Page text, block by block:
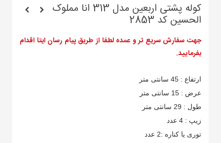
کوله پشتی اربعین مدل 313 انا مملوک
الحسین کد 2853
جهت سفارش سریع تر و عمده لطفا از طریق پیام رسان ایتا اقدام
بفرمایید.
ارتفاع : 45 سانتی متر
عرض : 15 سانتی متر
طول : 29 سانتی متر
زیپ : 4 عدد
توری یا کناره :2 عدد